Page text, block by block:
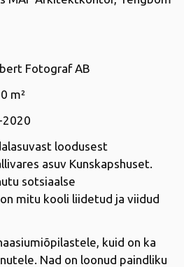
Fotograf AB
m²
2020
loodusest
asuv Kunskapshuset.
sotsiaalse
mitu kooli liidetud ja viidud
kuid on ka
Nad on loonud paindliku